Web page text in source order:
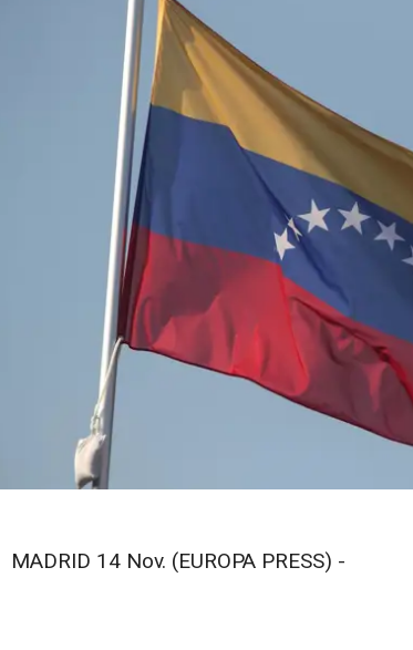
MADRID 14 Nov. (EUROPA PRESS) -